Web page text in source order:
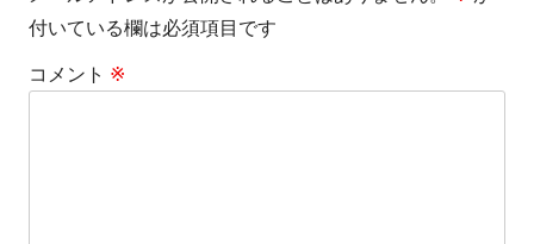
ー
シ
付いている欄は必須項目です
コメント ※